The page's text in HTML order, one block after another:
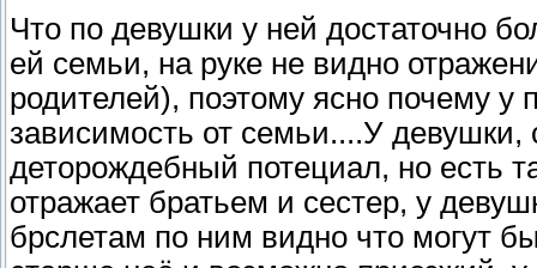
Что по девушки у ней достаточно
ей семьи, на руке не видно
родителей), поэтому ясно почему у
зависимость от семьи....У девушки,
деторождебный потециал, но есть
отражает братьем и сестер, у
брслетам по ним видно что могут